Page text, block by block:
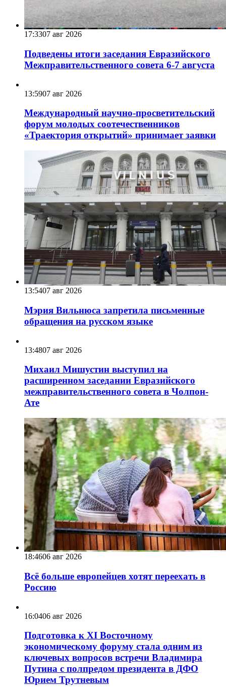
17:3307 авг 2026
Подведены итоги заседания Евразийского
Межправительственного совета 6-7 августа
13:5907 авг 2026
Международный научно-просветительский
форум молодых соотечественников
«Траектория открытий» принимает заявки
13:5407 авг 2026
Мэрия Вильнюса запретила письменные
обращения на русском языке
13:4807 авг 2026
Михаил Мишустин выступил на
расширенном заседании Евразийского
межправительственного совета в Чолпон-
Ате
18:4606 авг 2026
Всё больше европейцев хотят переехать в
Россию
16:0406 авг 2026
Подготовка к XI Восточному
экономическому форуму стала одним из
ключевых вопросов встречи Владимира
Путина с полпредом президента в ДФО
Юрием Трутневым